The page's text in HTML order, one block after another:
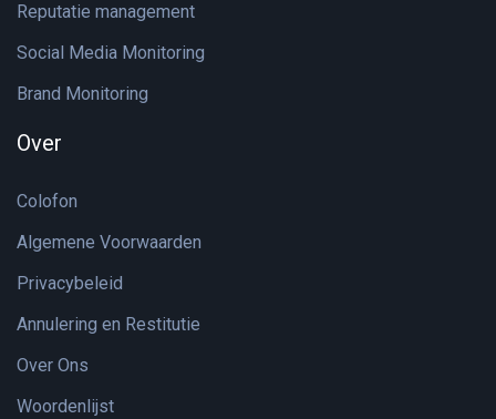
Reputatie management
Social Media Monitoring
Brand Monitoring
Over
Colofon
Algemene Voorwaarden
Privacybeleid
Annulering en Restitutie
Over Ons
Woordenlijst